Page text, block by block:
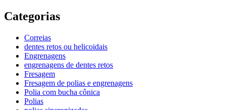
Categorias
Correias
dentes retos ou helicoidais
Engrenagens
engrenagens de dentes retos
Fresagem
Fresagem de polias e engrenagens
Polia com bucha cônica
Polias